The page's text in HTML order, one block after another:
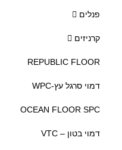
פנלים
קרניזים
REPUBLIC FLOOR
דמוי סרגל עץ-WPC
OCEAN FLOOR SPC
דמוי בטון – VTC